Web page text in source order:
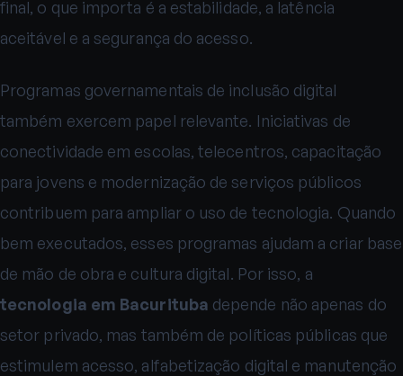
final, o que importa é a estabilidade, a latência
aceitável e a segurança do acesso.
Programas governamentais de inclusão digital
também exercem papel relevante. Iniciativas de
conectividade em escolas, telecentros, capacitação
para jovens e modernização de serviços públicos
contribuem para ampliar o uso de tecnologia. Quando
bem executados, esses programas ajudam a criar base
de mão de obra e cultura digital. Por isso, a
tecnologia em Bacurituba depende não apenas do
setor privado, mas também de políticas públicas que
estimulem acesso, alfabetização digital e manutenção